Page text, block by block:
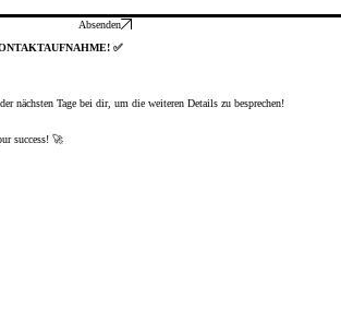
Absenden
✅
nächsten Tage bei dir, um die weiteren Details zu besprechen!
success! 🚀